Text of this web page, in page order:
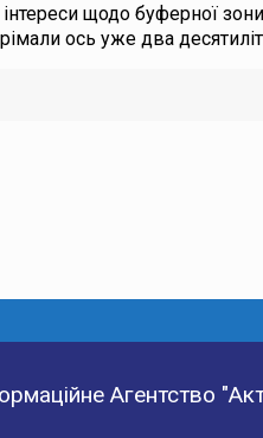
щодо буферної
ось уже два
Агентство